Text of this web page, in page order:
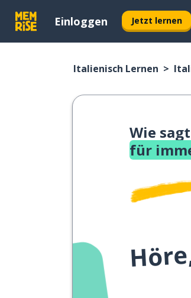
Einloggen Jetzt lernen
Italienisch Lernen
Wie
für